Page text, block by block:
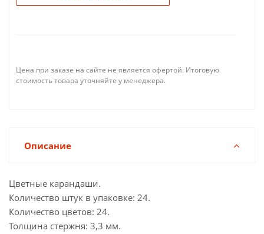
Цена при заказе на сайте не является офертой. Итоговую
стоимость товара уточняйте у менеджера.
Описание
Цветные карандаши.
Количество штук в упаковке: 24.
Количество цветов: 24.
Толщина стержня: 3,3 мм.